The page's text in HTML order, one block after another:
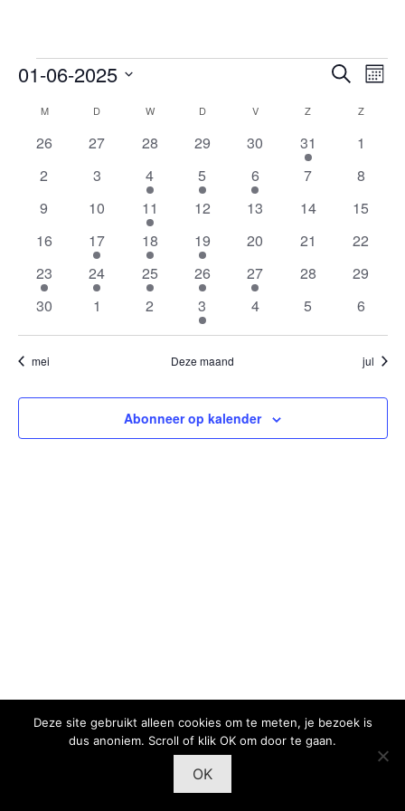
Evenementen
Zoeken
Zoeken
01-06-2025
datum.
Kalender
van
Evenementen
MMAANDAGD DINSDAGW WOENSDAG
DDONDERDAG
VVRIJDAG Z ZATERDAG
Z
0
26
0
27
0
28
0
29
0
evenementen
30
1
evenement
31
0
1
0
2
0
evenementen
3
1
evenement
4
3
evenementen
5
1
evenement
6
0
7
0
8
0
9
0
evenementen
10
1
evenement
11
0
12
0
13
0
14
0
15
0
evenementen
16
1
evenement
17
2
evenementen
18
4
evenementen
19
0
20
0
21
0
22
1
evenement
23
2
evenementen
24
1
evenement
25
1
evenement
26
1
evenement
27
0
28
0
29
0
30
0
1
0
evenementen
2
1
evenement
3
0
4
0
5
0
6
mei Deze maand jul
Abonneer op kalender
Deze site gebruikt alleen cookies om te meten, je bezoek is
dus anoniem. Scroll of klik OK om door te gaan.
OK